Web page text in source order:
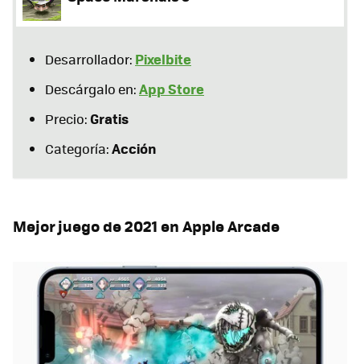
Desarrollador: Pixelbite
Descárgalo en:App Store
Precio:Gratis
Categoría:Acción
Mejor juego de 2021 en Apple Arcade